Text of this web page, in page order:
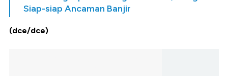
Siap-siap Ancaman Banjir
(dce/dce)